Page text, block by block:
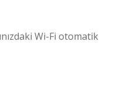
Wi-Fi otomatik